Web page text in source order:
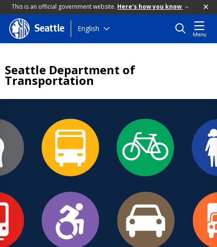
This is an official government website. Here's how you know
Skip
to
Seattle English
Menu
Seattle Department of
Transportation